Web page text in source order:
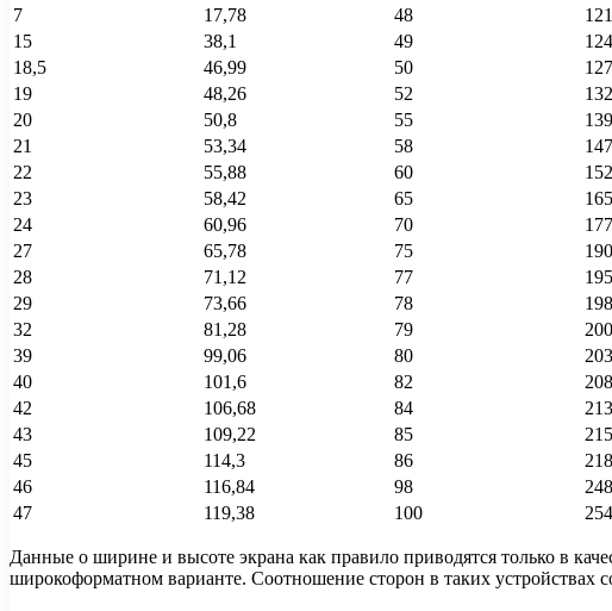
7
17,78 48
15
38,1 49
18,5
46,99 50
127
19
48,26 52
20
50,8 55
21
53,34 58
22
55,88 60
23
58,42 65
24
60,96 70
27
65,78 75
28
71,12 77
29
73,66 78
32
81,28 79
39
99,06 80
40
101,6 82
42
106,68 84
43
109,22 85
45
114,3 86
46
116,84 98
47
119,38 100 254
Данные о ширине и высоте экрана как правило приводятся только в
широкоформатном варианте. Соотношение сторон в таких устройствах